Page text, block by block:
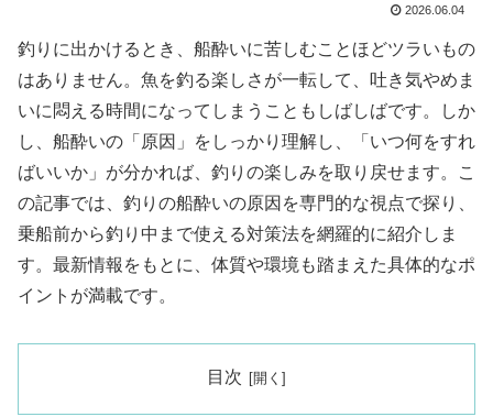
2026.06.04
釣りに出かけるとき、船酔いに苦しむことほどツラいもの
はありません。魚を釣る楽しさが一転して、吐き気やめま
いに悶える時間になってしまうこともしばしばです。しか
し、船酔いの「原因」をしっかり理解し、「いつ何をすれ
ばいいか」が分かれば、釣りの楽しみを取り戻せます。こ
の記事では、釣りの船酔いの原因を専門的な視点で探り、
乗船前から釣り中まで使える対策法を網羅的に紹介しま
す。最新情報をもとに、体質や環境も踏まえた具体的なポ
イントが満載です。
目次